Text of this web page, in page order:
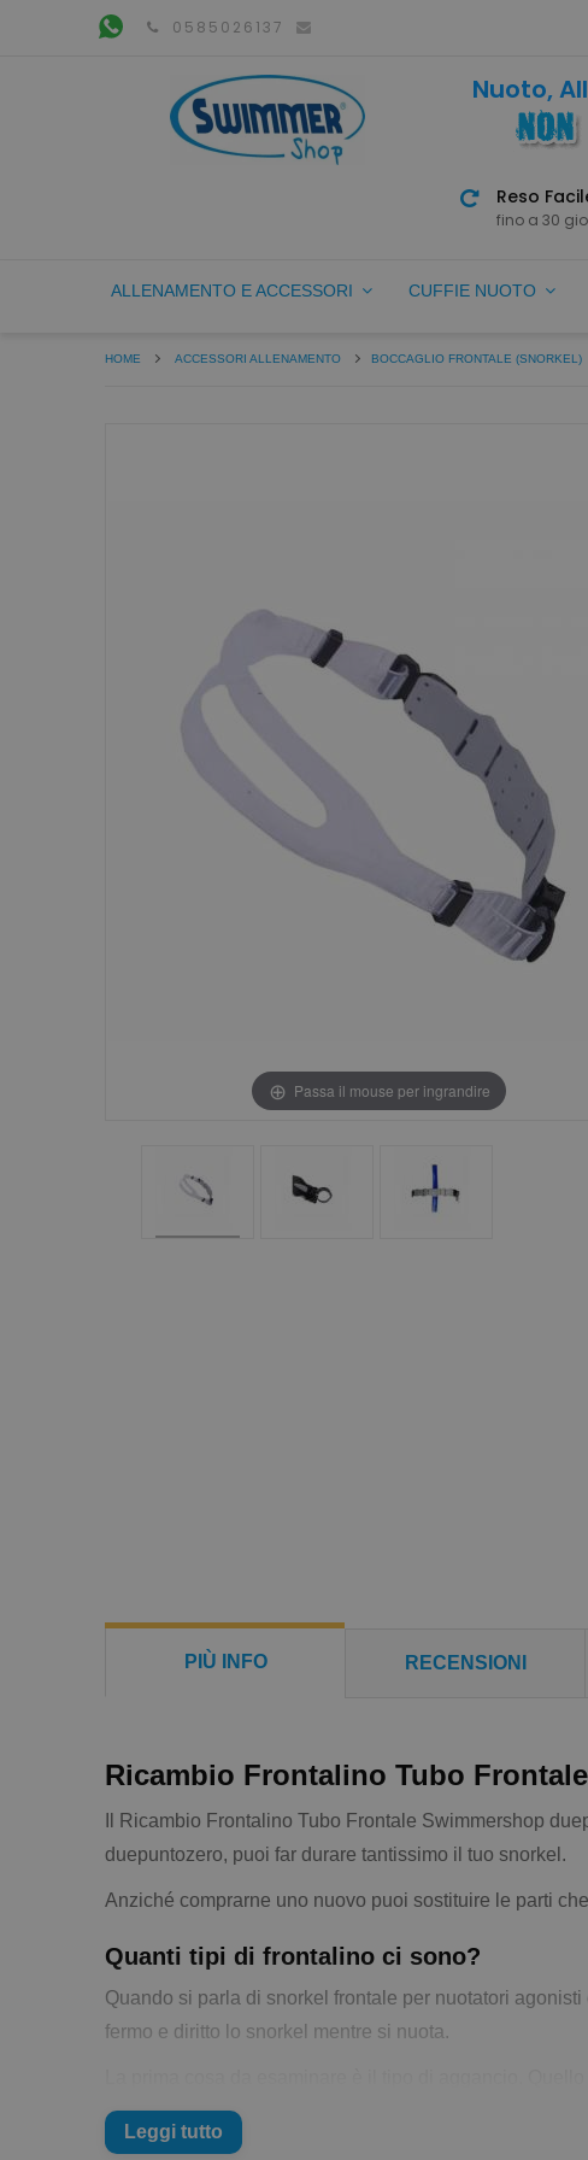
0585026137
Nuoto,
Reso
fino a 30
ALLENAMENTO E ACCESSORI CUFFIE NUOTO
HOME ACCESSORI ALLENAMENTO BOCCAGLIO FRONTALE (SNORKEL)
Passa il mouse per ingrandire
PIÙ INFO RECENSIONI
Ricambio Frontalino Tubo
Il Ricambio Frontalino Tubo Frontale Swimmershop
duepuntozero, puoi far durare tantissimo il tuo snorkel.
Anziché comprarne uno nuovo puoi sostituire le parti
Quanti tipi di frontalino ci sono?
Quando si parla di snorkel frontale per nuotatori
fermo e diritto lo snorkel mentre si nuota.
intorno al tubo quando l'hai posizionata. È anche il tipo
Leggi tutto